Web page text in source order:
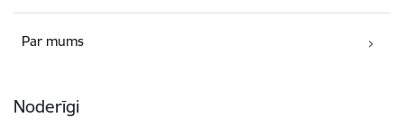
Par mums
Noderīgi